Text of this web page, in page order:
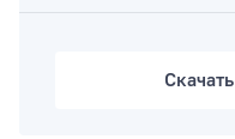
Скачать